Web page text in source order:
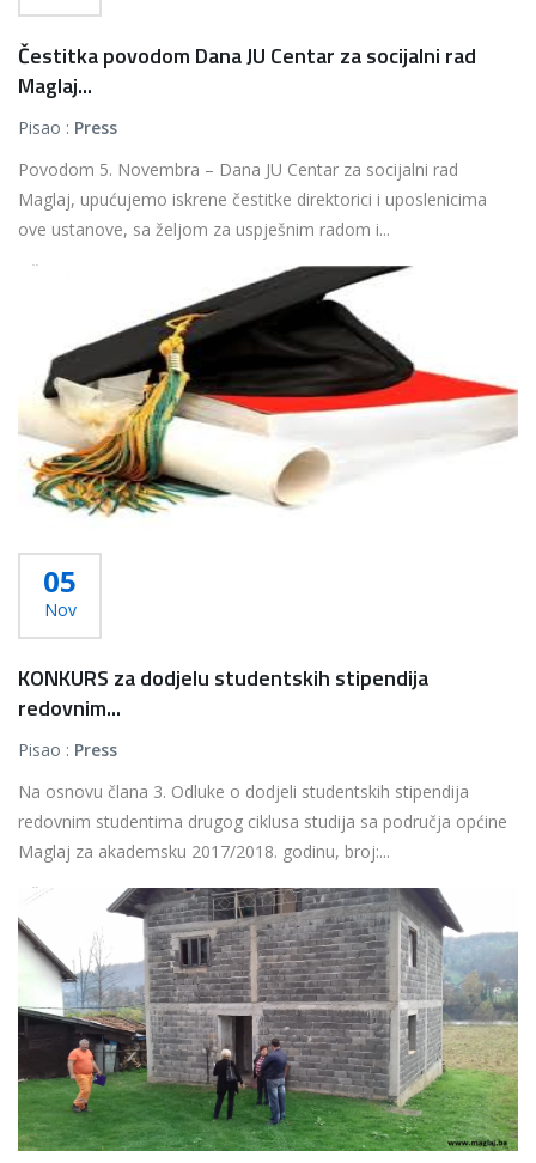
Čestitka povodom Dana JU Centar za socijalni rad
Maglaj...
Pisao : Press
Povodom 5. Novembra – Dana JU Centar za socijalni rad
Maglaj, upućujemo iskrene čestitke direktorici i uposlenicima
ove ustanove, sa željom za uspješnim radom i...
Više...
05
Nov
KONKURS za dodjelu studentskih stipendija
redovnim...
Pisao : Press
Na osnovu člana 3. Odluke o dodjeli studentskih stipendija
redovnim studentima drugog ciklusa studija sa područja općine
Maglaj za akademsku 2017/2018. godinu, broj:...
Više...